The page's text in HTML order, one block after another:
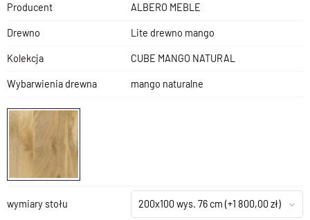
Producent ALBERO MEBLE
Drewno Lite drewno mango
Kolekcja CUBE MANGO NATURAL
Wybarwienia drewna mango naturalne
wymiary stołu 200x100 wys. 76 cm (+1 800,00 zł)